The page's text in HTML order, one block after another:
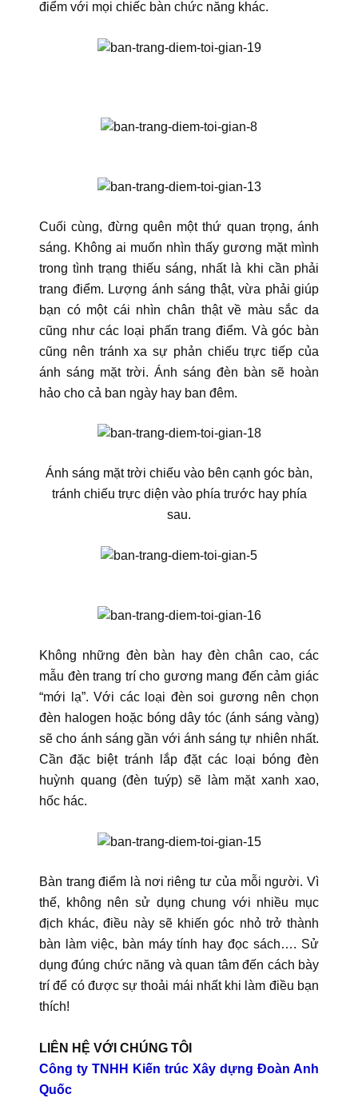
điểm với mọi chiếc bàn chức năng khác.
Cuối cùng, đừng quên một thứ quan trọng, ánh
sáng. Không ai muốn nhìn thấy gương mặt mình
trong tình trạng thiếu sáng, nhất là khi cần phải
trang điểm. Lượng ánh sáng thật, vừa phải giúp
bạn có một cái nhìn chân thật về màu sắc da
cũng như các loại phấn trang điểm. Và góc bàn
cũng nên tránh xa sự phản chiếu trực tiếp của
ánh sáng mặt trời. Ánh sáng đèn bàn sẽ hoàn
hảo cho cả ban ngày hay ban đêm.
Ánh sáng mặt trời chiếu vào bên cạnh góc bàn,
tránh chiếu trực diện vào phía trước hay phía
sau.
Không những đèn bàn hay đèn chân cao, các
mẫu đèn trang trí cho gương mang đến cảm giác
“mới lạ”. Với các loại đèn soi gương nên chọn
đèn halogen hoặc bóng dây tóc (ánh sáng vàng)
sẽ cho ánh sáng gần với ánh sáng tự nhiên nhất.
Cần đặc biệt tránh lắp đặt các loại bóng đèn
huỳnh quang (đèn tuýp) sẽ làm mặt xanh xao,
hốc hác.
Bàn trang điểm là nơi riêng tư của mỗi người. Vì
thế, không nên sử dụng chung với nhiều mục
địch khác, điều này sẽ khiến góc nhỏ trở thành
bàn làm việc, bàn máy tính hay đọc sách…. Sử
dụng đúng chức năng và quan tâm đến cách bày
trí để có được sự thoải mái nhất khi làm điều bạn
thích!
LIÊN HỆ VỚI CHÚNG TÔI
Công ty TNHH Kiến trúc Xây dựng Đoàn Anh
Quốc